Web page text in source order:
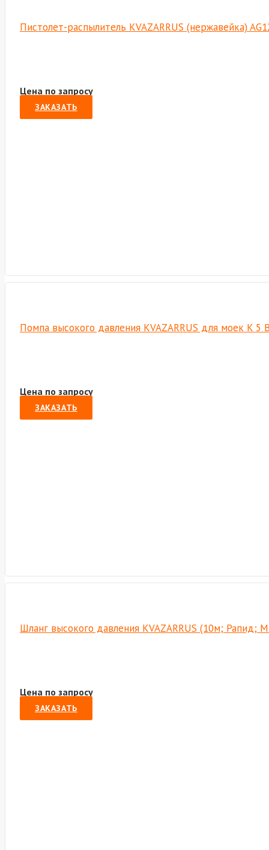
Пистолет-распылитель KVAZARRUS (нержавейка)
Цена по запросу
ЗАКАЗАТЬ
Помпа высокого давления KVAZARRUS для моек K 5
Цена по запросу
ЗАКАЗАТЬ
Шланг высокого давления KVAZARRUS (10м; Рапид;
Цена по запросу
ЗАКАЗАТЬ